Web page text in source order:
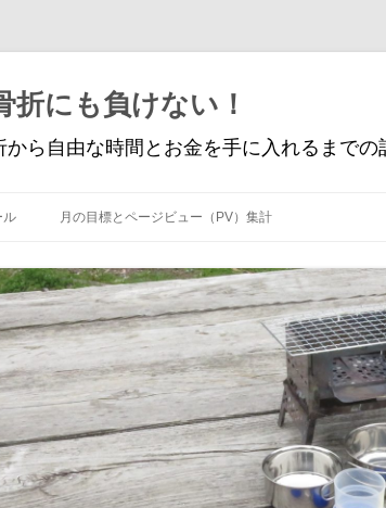
折にも負けない！
ら自由な時間とお金を手に入れるまでの
ン
ツ
へ
ス
キ
ッ
プ
ル 月の目標とページビュー（PV）集計